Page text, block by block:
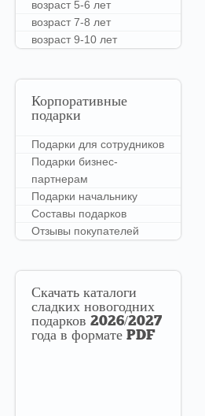
возраст 5-6 лет
возраст 7-8 лет
возраст 9-10 лет
Корпоративные
подарки
Подарки для сотрудников
Подарки бизнес-
партнерам
Подарки начальнику
Составы подарков
Отзывы покупателей
Скачать каталоги
сладких новогодних
подарков 2026/2027
года в формате PDF